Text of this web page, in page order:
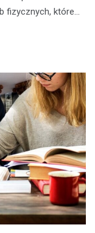
fizycznych, które…